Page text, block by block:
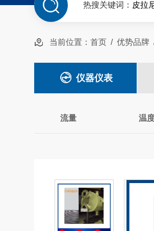
热搜关键词： 皮拉
当前位置：首页 /优势品牌
仪器仪表
流量 温